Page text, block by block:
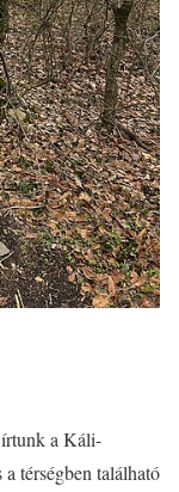
a Káli-
a térségben található